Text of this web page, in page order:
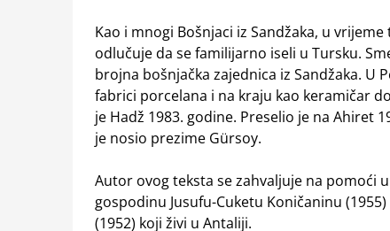
Kao i mnogi Bošnjaci iz Sandžaka, u
odlučuje da se familijarno iseli u Tursku.
brojna bošnjačka zajednica iz Sandžaka. U
fabrici porcelana i na kraju kao keramičar
je Hadž 1983. godine. Preselio je na Ahiret
je nosio prezime Gürsoy.
Autor ovog teksta se zahvaljuje na pomoći
gospodinu Jusufu-Cuketu Koničaninu
(1952) koji živi u Antaliji.